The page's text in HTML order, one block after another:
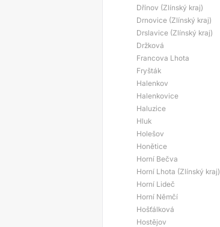
Dřínov (Zlínský kraj)
Drnovice (Zlínský kraj)
Drslavice (Zlínský kraj)
Držková
Francova Lhota
Fryšták
Halenkov
Halenkovice
Haluzice
Hluk
Holešov
Honětice
Horní Bečva
Horní Lhota (Zlínský kraj)
Horní Lideč
Horní Němčí
Hošťálková
Hostějov